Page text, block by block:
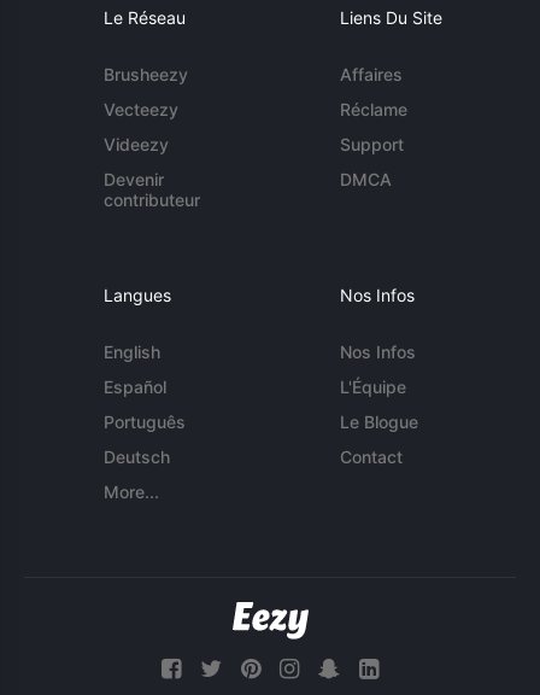
Le Réseau
Brusheezy
Vecteezy
Videezy
Devenir
contributeur
Liens Du Site
Affaires
Réclame
Support
DMCA
Langues
English
Español
Português
Deutsch
More...
Nos Infos
Nos Infos
L'Équipe
Le Blogue
Contact